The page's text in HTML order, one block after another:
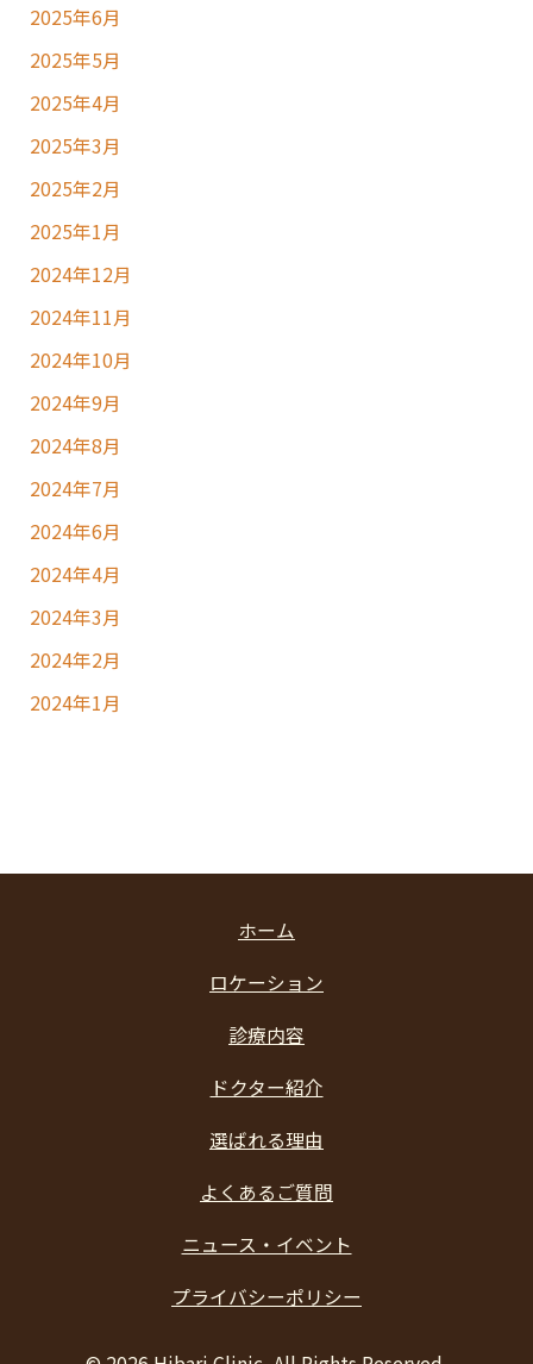
2025年6月
2025年5月
2025年4月
2025年3月
2025年2月
2025年1月
2024年12月
2024年11月
2024年10月
2024年9月
2024年8月
2024年7月
2024年6月
2024年4月
2024年3月
2024年2月
2024年1月
ホーム
ロケーション
診療内容
ドクター紹介
選ばれる理由
よくあるご質問
ニュース・イベント
プライバシーポリシー